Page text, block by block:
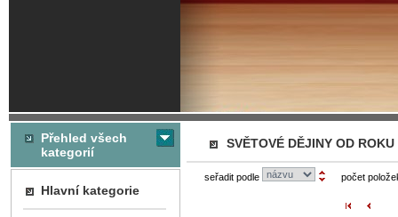
SVĚTOVÉ DĚJINY OD ROKU
seřadit podle počet
Přehled všech
kategorií
Hlavní kategorie